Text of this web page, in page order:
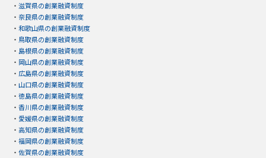
・ 滋賀県の創業融資制度
・ 奈良県の創業融資制度
・ 和歌山県の創業融資制度
・ 鳥取県の創業融資制度
・ 島根県の創業融資制度
・ 岡山県の創業融資制度
・ 広島県の創業融資制度
・ 山口県の創業融資制度
・ 徳島県の創業融資制度
・ 香川県の創業融資制度
・ 愛媛県の創業融資制度
・ 高知県の創業融資制度
・ 福岡県の創業融資制度
・ 佐賀県の創業融資制度